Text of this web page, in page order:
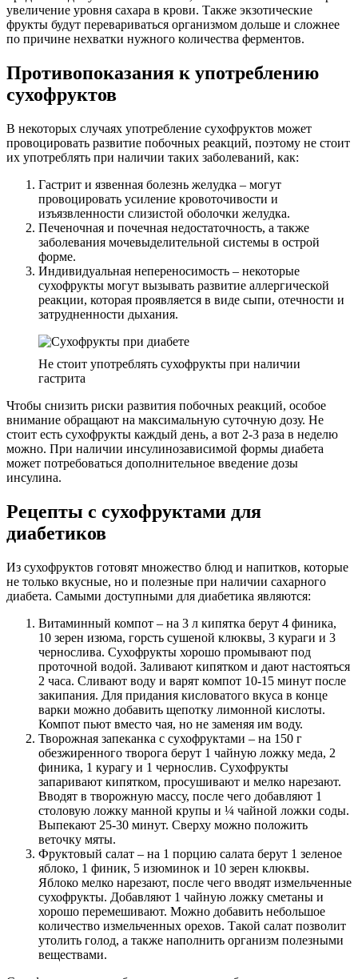
увеличение уровня сахара в крови. Также экзотические
фрукты будут перевариваться организмом дольше и сложнее
по причине нехватки нужного количества ферментов.
Противопоказания к употреблению
сухофруктов
В некоторых случаях употребление сухофруктов может
провоцировать развитие побочных реакций, поэтому не стоит
их употреблять при наличии таких заболеваний, как:
Гастрит и язвенная болезнь желудка – могут
провоцировать усиление кровоточивости и
изъязвленности слизистой оболочки желудка.
Печеночная и почечная недостаточность, а также
заболевания мочевыделительной системы в острой
форме.
Индивидуальная непереносимость – некоторые
сухофрукты могут вызывать развитие аллергической
реакции, которая проявляется в виде сыпи, отечности и
затрудненности дыхания.
Не стоит употреблять сухофрукты при наличии
гастрита
Чтобы снизить риски развития побочных реакций, особое
внимание обращают на максимальную суточную дозу. Не
стоит есть сухофрукты каждый день, а вот 2-3 раза в неделю
можно. При наличии инсулинозависимой формы диабета
может потребоваться дополнительное введение дозы
инсулина.
Рецепты с сухофруктами для
диабетиков
Из сухофруктов готовят множество блюд и напитков, которые
не только вкусные, но и полезные при наличии сахарного
диабета. Самыми доступными для диабетика являются:
Витаминный компот – на 3 л кипятка берут 4 финика,
10 зерен изюма, горсть сушеной клюквы, 3 кураги и 3
чернослива. Сухофрукты хорошо промывают под
проточной водой. Заливают кипятком и дают настояться
2 часа. Сливают воду и варят компот 10-15 минут после
закипания. Для придания кисловатого вкуса в конце
варки можно добавить щепотку лимонной кислоты.
Компот пьют вместо чая, но не заменяя им воду.
Творожная запеканка с сухофруктами – на 150 г
обезжиренного творога берут 1 чайную ложку меда, 2
финика, 1 курагу и 1 чернослив. Сухофрукты
запаривают кипятком, просушивают и мелко нарезают.
Вводят в творожную массу, после чего добавляют 1
столовую ложку манной крупы и ¼ чайной ложки соды.
Выпекают 25-30 минут. Сверху можно положить
веточку мяты.
Фруктовый салат – на 1 порцию салата берут 1 зеленое
яблоко, 1 финик, 5 изюминок и 10 зерен клюквы.
Яблоко мелко нарезают, после чего вводят измельченные
сухофрукты. Добавляют 1 чайную ложку сметаны и
хорошо перемешивают. Можно добавить небольшое
количество измельченных орехов. Такой салат позволит
утолить голод, а также наполнить организм полезными
веществами.